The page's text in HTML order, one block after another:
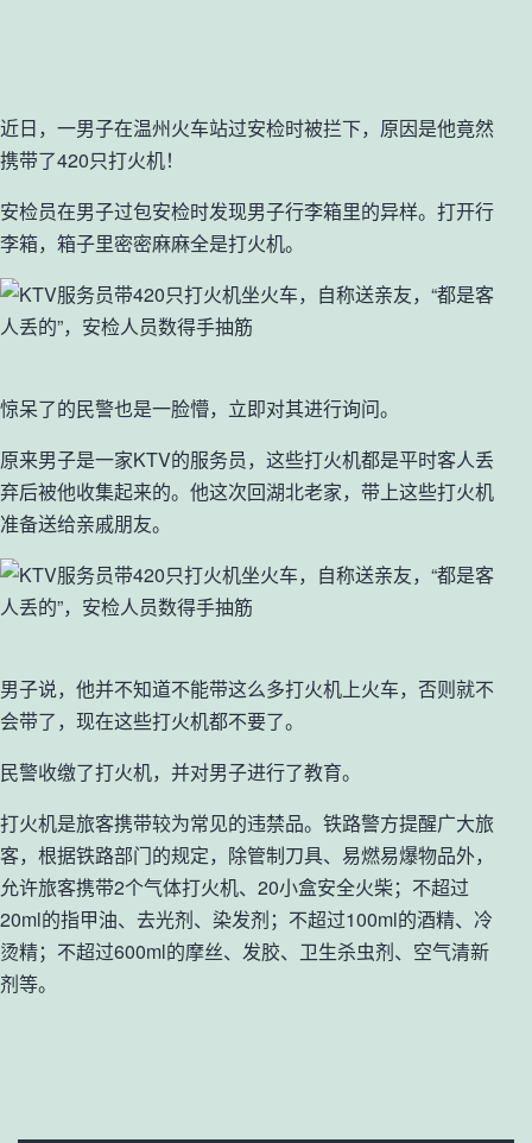
近日，一男子在温州火车站过安检时被拦下，原因是他竟然
携带了420只打火机！
安检员在男子过包安检时发现男子行李箱里的异样。打开行
李箱，箱子里密密麻麻全是打火机。
惊呆了的民警也是一脸懵，立即对其进行询问。
原来男子是一家KTV的服务员，这些打火机都是平时客人丢
弃后被他收集起来的。他这次回湖北老家，带上这些打火机
准备送给亲戚朋友。
男子说，他并不知道不能带这么多打火机上火车，否则就不
会带了，现在这些打火机都不要了。
民警收缴了打火机，并对男子进行了教育。
打火机是旅客携带较为常见的违禁品。铁路警方提醒广大旅
客，根据铁路部门的规定，除管制刀具、易燃易爆物品外，
允许旅客携带2个气体打火机、20小盒安全火柴；不超过
20ml的指甲油、去光剂、染发剂；不超过100ml的酒精、冷
烫精；不超过600ml的摩丝、发胶、卫生杀虫剂、空气清新
剂等。